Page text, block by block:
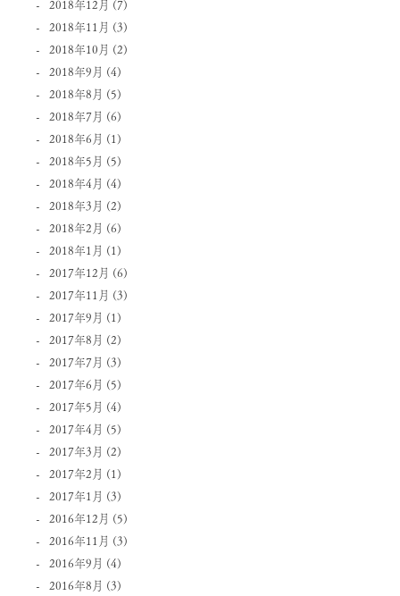
2018年12月 (7)
2018年11月 (3)
2018年10月 (2)
2018年9月 (4)
2018年8月 (5)
2018年7月 (6)
2018年6月 (1)
2018年5月 (5)
2018年4月 (4)
2018年3月 (2)
2018年2月 (6)
2018年1月 (1)
2017年12月 (6)
2017年11月 (3)
2017年9月 (1)
2017年8月 (2)
2017年7月 (3)
2017年6月 (5)
2017年5月 (4)
2017年4月 (5)
2017年3月 (2)
2017年2月 (1)
2017年1月 (3)
2016年12月 (5)
2016年11月 (3)
2016年9月 (4)
2016年8月 (3)